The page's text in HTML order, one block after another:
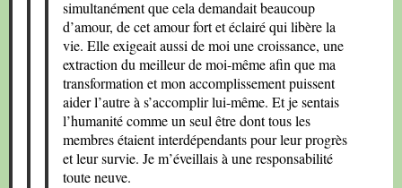
simultanément que cela demandait beaucoup
d’amour, de cet amour fort et éclairé qui libère la
vie. Elle exigeait aussi de moi une croissance, une
extraction du meilleur de moi-même afin que ma
transformation et mon accomplissement puissent
aider l’autre à s’accomplir lui-même. Et je sentais
l’humanité comme un seul être dont tous les
membres étaient interdépendants pour leur progrès
et leur survie. Je m’éveillais à une responsabilité
toute neuve.